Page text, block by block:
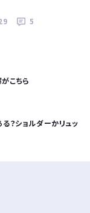
5
こちら
？ショルダーかリュッ